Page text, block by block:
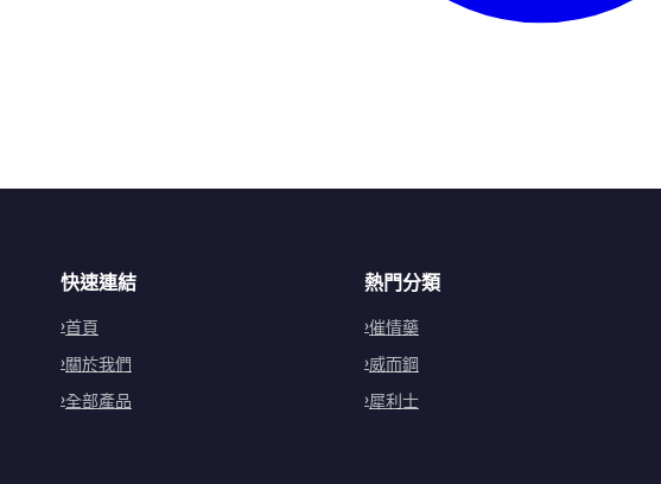
快速連結
首頁
關於我們
全部產品
熱門分類
催情藥
威而鋼
犀利士